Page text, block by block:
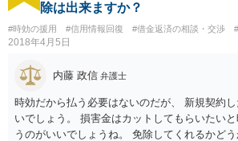
除は出来ますか？
#時効の援用 #信用情報回復 #借金返済の相談・交渉
2018年4月5日
内藤 政信 弁護士
時効だから払う必要はないのだが、 新規契約
いでしょう。 損害金はカットしてもらいたい
うのがいいでしょうね。 免除してくれるかど